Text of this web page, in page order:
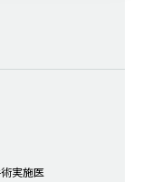
実施医